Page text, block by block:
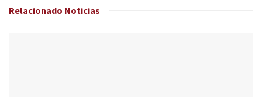
Relacionado Noticias